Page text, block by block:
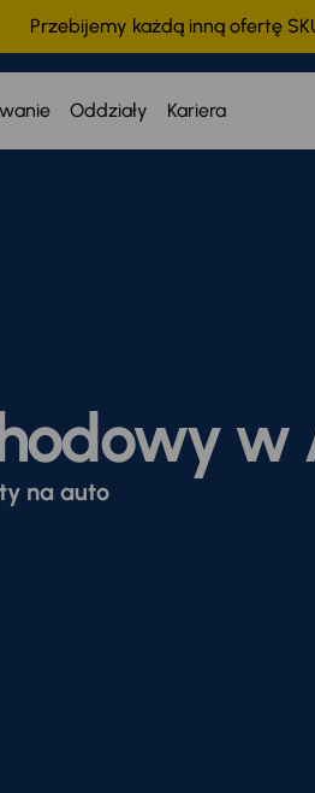
Przebijemy każdą inną ofertę
Oddziały Kariera
w
na auto